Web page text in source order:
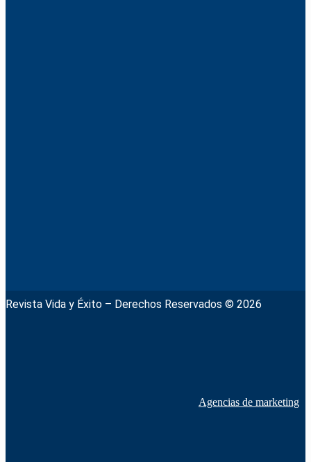
Revista Vida y Éxito – Derechos Reservados © 2026
Agencias de marketing